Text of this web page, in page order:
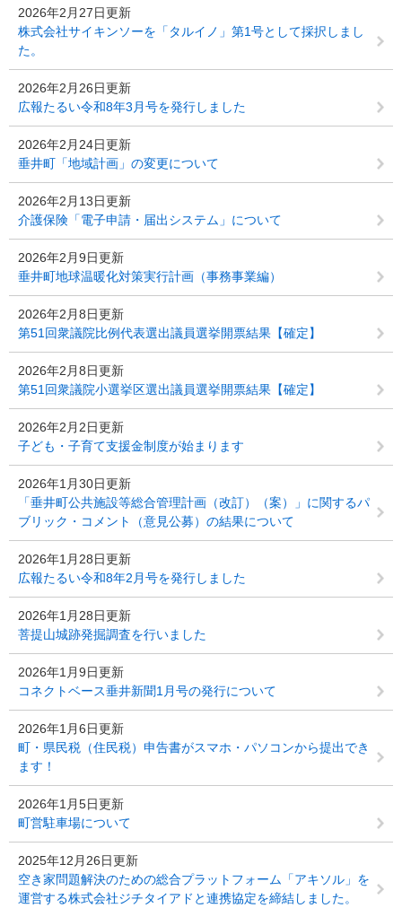
2026年2月27日更新
株式会社サイキンソーを「タルイノ」第1号として採択しまし
た。
2026年2月26日更新
広報たるい令和8年3月号を発行しました
2026年2月24日更新
垂井町「地域計画」の変更について
2026年2月13日更新
介護保険「電子申請・届出システム」について
2026年2月9日更新
垂井町地球温暖化対策実行計画（事務事業編）
2026年2月8日更新
第51回衆議院比例代表選出議員選挙開票結果【確定】
2026年2月8日更新
第51回衆議院小選挙区選出議員選挙開票結果【確定】
2026年2月2日更新
子ども・子育て支援金制度が始まります
2026年1月30日更新
「垂井町公共施設等総合管理計画（改訂）（案）」に関するパ
ブリック・コメント（意見公募）の結果について
2026年1月28日更新
広報たるい令和8年2月号を発行しました
2026年1月28日更新
菩提山城跡発掘調査を行いました
2026年1月9日更新
コネクトベース垂井新聞1月号の発行について
2026年1月6日更新
町・県民税（住民税）申告書がスマホ・パソコンから提出でき
ます！
2026年1月5日更新
町営駐車場について
2025年12月26日更新
空き家問題解決のための総合プラットフォーム「アキソル」を
運営する株式会社ジチタイアドと連携協定を締結しました。